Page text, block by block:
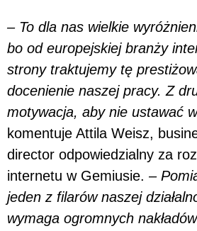
– To dla nas wielkie
bo od europejskiej branży
strony traktujemy tę
docenienie naszej pracy. Z
motywacja, aby nie ustawać
komentuje Attila Weisz,
director odpowiedzialny za
internetu w Gemiusie. –
jeden z filarów naszej
wymaga ogromnych